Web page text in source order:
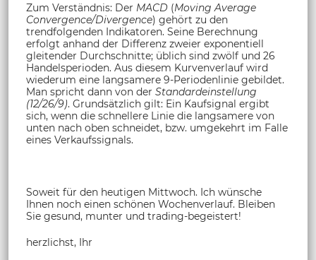
Zum Verständnis: Der MACD (Moving Average
Convergence/Divergence) gehört zu den
trendfolgenden Indikatoren. Seine Berechnung
erfolgt anhand der Differenz zweier exponentiell
gleitender Durchschnitte; üblich sind zwölf und 26
Handelsperioden. Aus diesem Kurvenverlauf wird
wiederum eine langsamere 9-Periodenlinie gebildet.
Man spricht dann von der Standardeinstellung
(12/26/9). Grundsätzlich gilt: Ein Kaufsignal ergibt
sich, wenn die schnellere Linie die langsamere von
unten nach oben schneidet, bzw. umgekehrt im Falle
eines Verkaufssignals.
Soweit für den heutigen Mittwoch. Ich wünsche
Ihnen noch einen schönen Wochenverlauf. Bleiben
Sie gesund, munter und trading-begeistert!
herzlichst, Ihr